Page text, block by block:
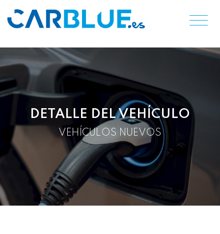
DETALLE DEL VEHÍCULO
VEHÍCULOS NUEVOS